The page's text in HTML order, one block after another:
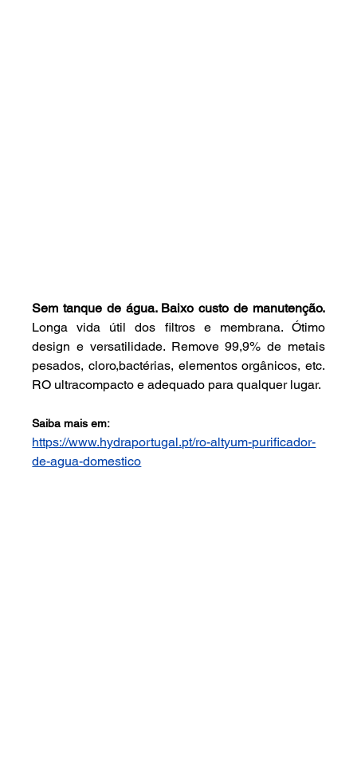
Sem tanque de água. Baixo custo de manutenção.
Longa vida útil dos filtros e membrana. Ótimo
design e versatilidade. Remove 99,9% de metais
pesados, cloro,bactérias, elementos orgânicos, etc.
RO ultracompacto e adequado para qualquer lugar.
Saiba mais em:
https://www.hydraportugal.pt/ro-altyum-purificador-
de-agua-domestico